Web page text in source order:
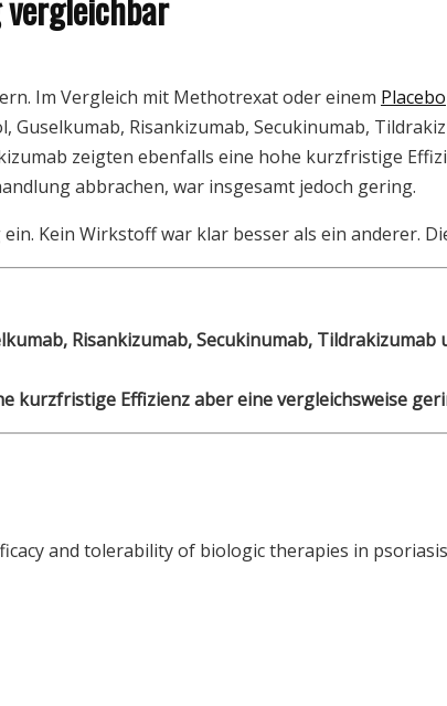
Im Vergleich mit Methotrexat oder einem Placebo
Guselkumab, Risankizumab, Secukinumab,
zeigten ebenfalls eine hohe kurzfristige
abbrachen, war insgesamt jedoch gering.
Kein Wirkstoff war klar besser als ein anderer.
Risankizumab, Secukinumab,
kurzfristige Effizienz aber eine vergleichsweise
and tolerability of biologic therapies in